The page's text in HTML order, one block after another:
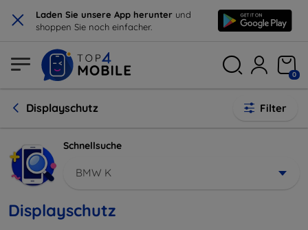
× Laden Sie unsere App herunter und
shoppen Sie noch einfacher.
0
Displayschutz Filter
Schnellsuche
BMW K
Displayschutz